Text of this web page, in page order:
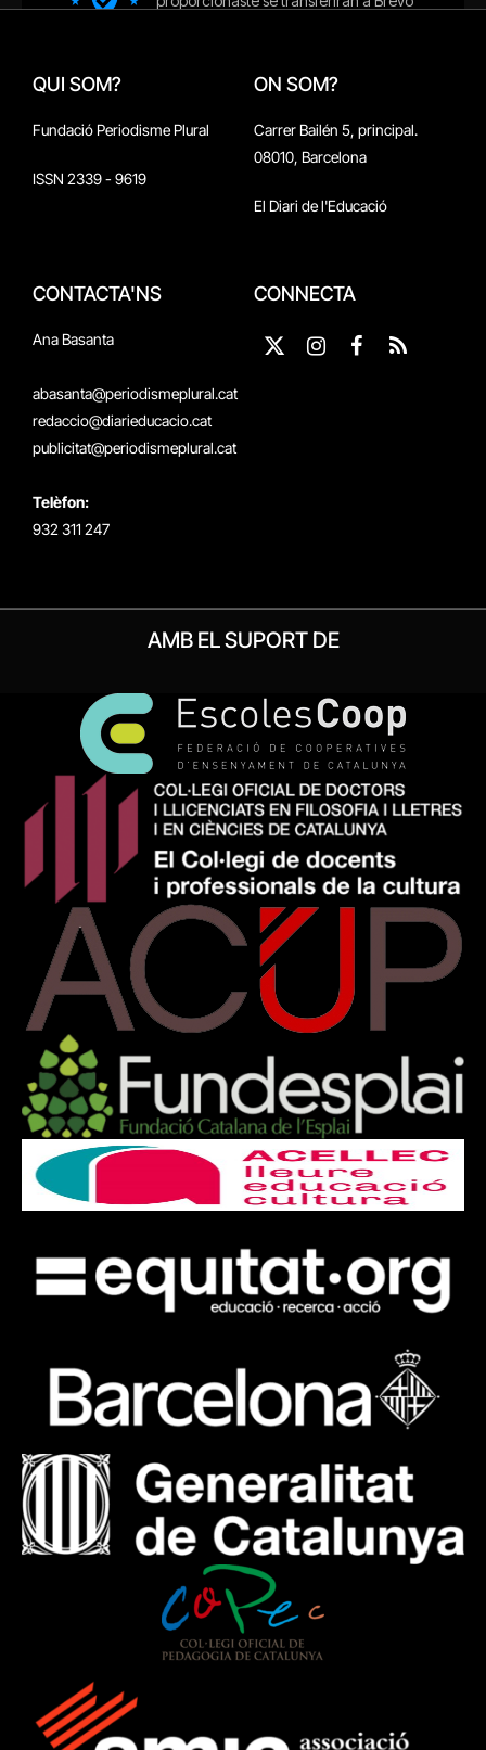
QUI SOM?
Fundació Periodisme Plural
ISSN 2339 - 9619
ON SOM?
Carrer Bailén 5, principal.
08010, Barcelona
El Diari de l'Educació
CONTACTA'NS
Ana Basanta
abasanta@periodismeplural.cat
redaccio@diarieducacio.cat
publicitat@periodismeplural.cat
Telèfon:
932 311 247
CONNECTA
X
Instagram
Facebook
RSS
AMB EL SUPORT DE